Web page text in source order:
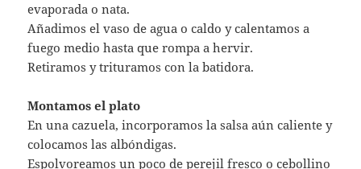
evaporada o nata.
Añadimos el vaso de agua o caldo y calentamos a
fuego medio hasta que rompa a hervir.
Retiramos y trituramos con la batidora.
Montamos el plato
En una cazuela, incorporamos la salsa aún caliente y
colocamos las albóndigas.
Espolvoreamos un poco de perejil fresco o cebollino